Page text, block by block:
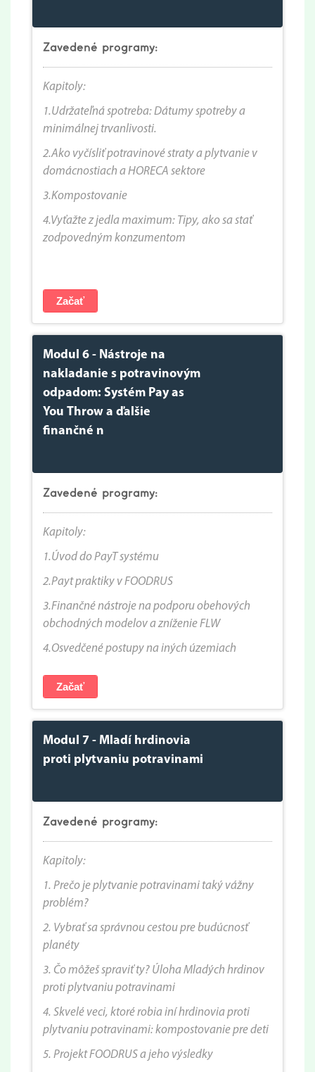
Zavedené programy:
Kapitoly:
1.Udržateľná spotreba: Dátumy spotreby a
minimálnej trvanlivosti.
2.Ako vyčísliť potravinové straty a plytvanie v
domácnostiach a HORECA sektore
3.Kompostovanie
4.Vyťažte z jedla maximum: Tipy, ako sa stať
zodpovedným konzumentom
Začať
Modul 6 - Nástroje na
nakladanie s potravinovým
odpadom: Systém Pay as
You Throw a ďalšie
finančné n
Zavedené programy:
Kapitoly:
1.Úvod do PayT systému
2.Payt praktiky v FOODRUS
3.Finančné nástroje na podporu obehových
obchodných modelov a zníženie FLW
4.Osvedčené postupy na iných územiach
Začať
Modul 7 - Mladí hrdinovia
proti plytvaniu potravinami
Zavedené programy:
Kapitoly:
1. Prečo je plytvanie potravinami taký vážny
problém?
2. Vybrať sa správnou cestou pre budúcnosť
planéty
3. Čo môžeš spraviť ty? Úloha Mladých hrdinov
proti plytvaniu potravinami
4. Skvelé veci, ktoré robia iní hrdinovia proti
plytvaniu potravinami: kompostovanie pre deti
5. Projekt FOODRUS a jeho výsledky